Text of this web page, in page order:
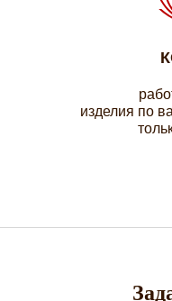
изделия по